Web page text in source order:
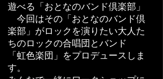
遊べる「おとなのバンド倶楽部」
今回はその「おとなのバンド倶
楽部」がロックを演りたい大人た
ちのロックの合唱団とバンド
「虹色楽団」をプロデュースしま
す。